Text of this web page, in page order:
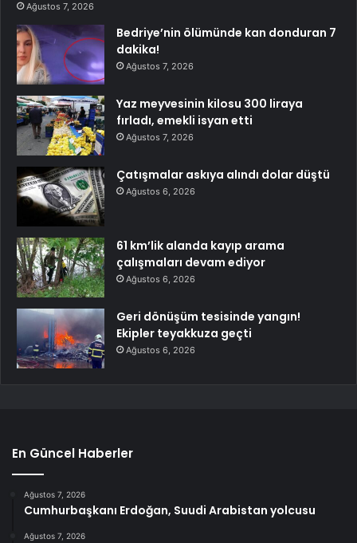
Ağustos 7, 2026
Bedriye’nin ölümünde kan donduran 7
dakika!
Ağustos 7, 2026
Yaz meyvesinin kilosu 300 liraya
fırladı, emekli isyan etti
Ağustos 7, 2026
Çatışmalar askıya alındı dolar düştü
Ağustos 6, 2026
61 km’lik alanda kayıp arama
çalışmaları devam ediyor
Ağustos 6, 2026
Geri dönüşüm tesisinde yangın!
Ekipler teyakkuza geçti
Ağustos 6, 2026
En Güncel Haberler
Ağustos 7, 2026
Cumhurbaşkanı Erdoğan, Suudi Arabistan yolcusu
Ağustos 7, 2026